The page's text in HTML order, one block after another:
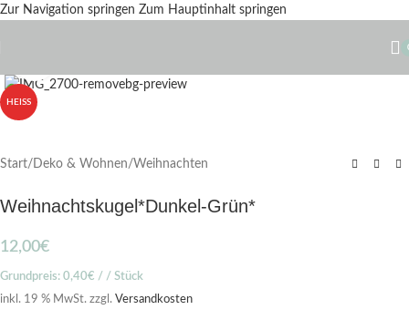
Zur Navigation springen Zum Hauptinhalt springen
HEISS
Start/ Deko & Wohnen/Weihnachten
Weihnachtskugel*Dunkel-Grün*
12,00€
Grundpreis: 0,40€ / / Stück
inkl. 19 % MwSt. zzgl. Versandkosten